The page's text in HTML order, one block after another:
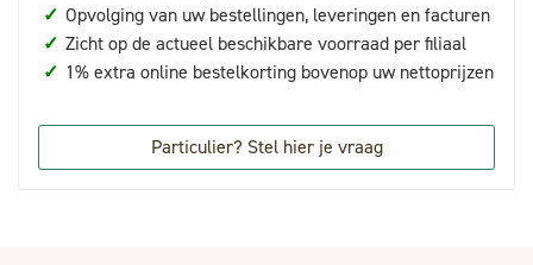
✓ Opvolging van uw bestellingen, leveringen en facturen
✓ Zicht op de actueel beschikbare voorraad per filiaal
✓ 1% extra online bestelkorting bovenop uw nettoprijzen
Particulier? Stel hier je vraag